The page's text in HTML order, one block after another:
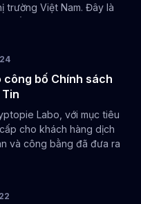
trường Việt Nam. Đây là
công bố Chính sách
Labo, với mục tiêu
cho khách hàng dịch
và công bằng đã đưa ra